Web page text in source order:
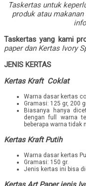
Taskertas untuk
produk atau
Taskertas yang kami
paper dan Kertas Ivory
JENIS KERTAS
Kertas Kraft Coklat
Warna dasar kertas
Gramasi: 125 gr, 200
Biasanya hanya
dengan full warna
beberapa warna
Kertas Kraft Putih
Warna dasar kertas
Gramasi: 150 gr.
Jenis kertas ini bisa